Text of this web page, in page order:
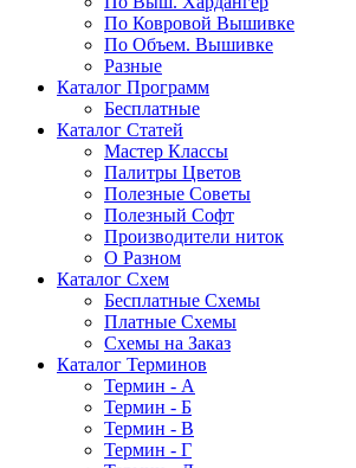
По Ковровой Вышивке
По Объем. Вышивке
Разные
Каталог Программ
Бесплатные
Каталог Статей
Мастер Классы
Палитры Цветов
Полезные Советы
Полезный Софт
Производители ниток
О Разном
Каталог Схем
Бесплатные Схемы
Платные Схемы
Схемы на Заказ
Каталог Терминов
Термин - А
Термин - Б
Термин - В
Термин - Г